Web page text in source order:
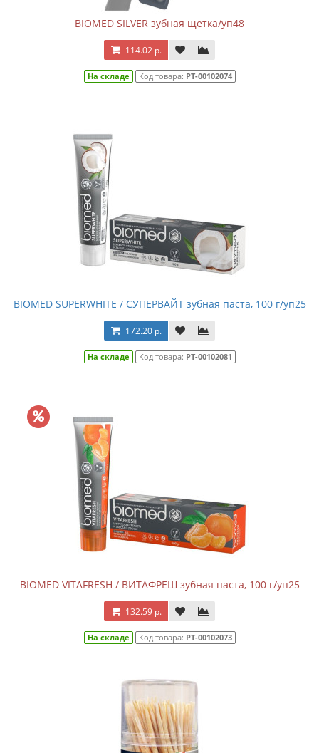
BIOMED SILVER зубная щетка/уп48
114.02 р.
На складе Код товара: РТ-00102074
BIOMED SUPERWHITE / СУПЕРВАЙТ зубная паста, 100 г/уп25
172.20 р.
На складе Код товара: РТ-00102081
BIOMED VITAFRESH / ВИТАФРЕШ зубная паста, 100 г/уп25
132.59 р.
На складе Код товара: РТ-00102073